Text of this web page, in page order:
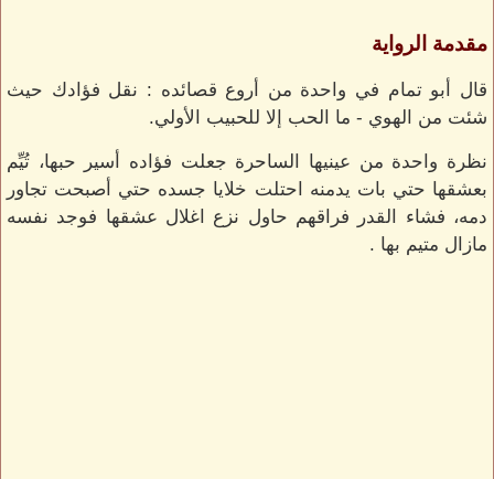
مقدمة الرواية
قال أبو تمام في واحدة من أروع قصائده : نقل فؤادك حيث
شئت من الهوي - ما الحب إلا للحبيب الأولي.
نظرة واحدة من عينيها الساحرة جعلت فؤاده أسير حبها، تُيِّم
بعشقها حتي بات يدمنه احتلت خلايا جسده حتي أصبحت تجاور
دمه، فشاء القدر فراقهم حاول نزع اغلال عشقها فوجد نفسه
مازال متيم بها .